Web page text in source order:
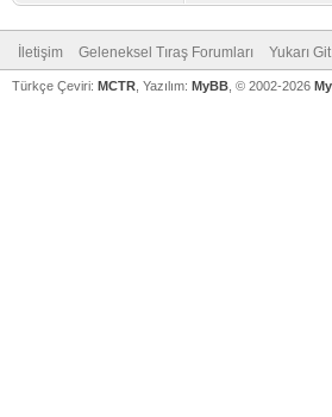
İletişim Geleneksel Tıraş Forumları Yukarı Git
Türkçe Çeviri: MCTR , Yazılım: MyBB , © 2002-2026